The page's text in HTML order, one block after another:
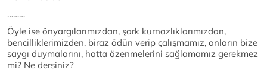
………
Öyle ise önyargılarımızdan, şark kurnazlıklarımızdan,
bencilliklerimizden, biraz ödün verip çalışmamız, onların bize
saygı duymalarını, hatta özenmelerini sağlamamız gerekmez
mi? Ne dersiniz?